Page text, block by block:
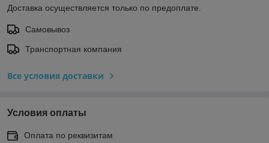
Доставка осуществляется только по предоплате.
Самовывоз
Транспортная компания
Все условия доставки
Условия оплаты
Оплата по реквизитам